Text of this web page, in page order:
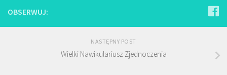
OBSERWUJ:
NASTĘPNY POST
Wielki Nawikulariusz Zjednoczenia